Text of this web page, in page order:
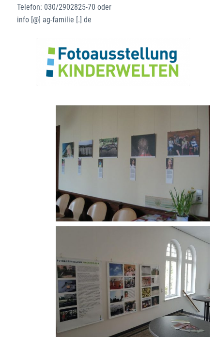
Telefon: 030/2902825-70 oder
info [@] ag-familie [.] de